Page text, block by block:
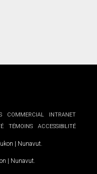
COMMERCIAL
INTRANET
TÉMOINS ACCESSIBILITÉ
| Nunavut
| Nunavut